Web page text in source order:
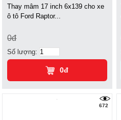
Thay mâm 17 inch 6x139 cho xe
ô tô Ford Raptor...
0đ
Số lượng:
0đ
672